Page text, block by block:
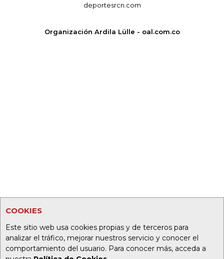
COOKIES
Este sitio web usa cookies propias y de terceros para
analizar el tráfico, mejorar nuestros servicio y conocer el
comportamiento del usuario. Para conocer más, acceda a
deportesrcn.com
Organización Ardila Lülle - oal.com.co